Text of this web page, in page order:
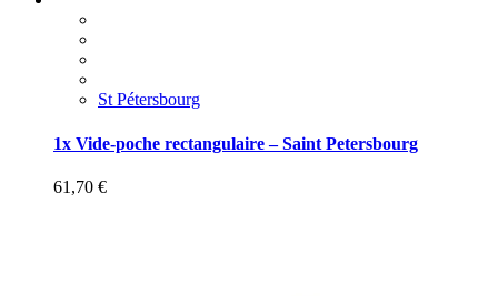
St Pétersbourg
1x Vide-poche rectangulaire – Saint Petersbourg
61,70 €